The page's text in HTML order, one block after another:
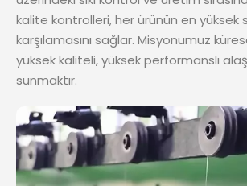
kalite kontrolleri, her ürünün en yüksek
karşılamasını sağlar. Misyonumuz
yüksek kaliteli, yüksek performanslı
sunmaktır.